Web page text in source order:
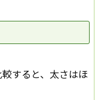
すると、太さはほ